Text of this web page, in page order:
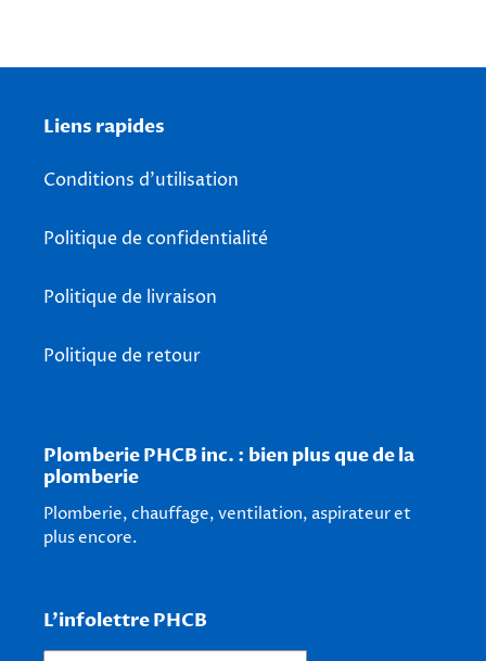
Liens rapides
Conditions d'utilisation
Politique de confidentialité
Politique de livraison
Politique de retour
Plomberie PHCB inc. : bien plus que de la
plomberie
Plomberie, chauffage, ventilation, aspirateur et
plus encore.
L'infolettre PHCB